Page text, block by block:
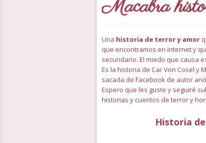
Macabra
Una historia de terror y amor
que encontramos en Internet y
secundario. El miedo que causa
Es la historia de Car Von Cosel y
sacada de Facebook de autor
Espero que les guste y seguiré
historias y cuentos de terror y
Historia